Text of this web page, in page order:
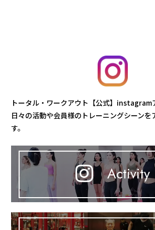
トータル・ワークアウト【公式】instagram
日々の活動や会員様のトレーニングシーンを
す。
Activity